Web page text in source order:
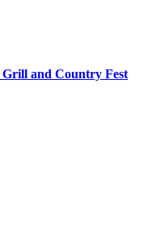
Grill and Country Fest